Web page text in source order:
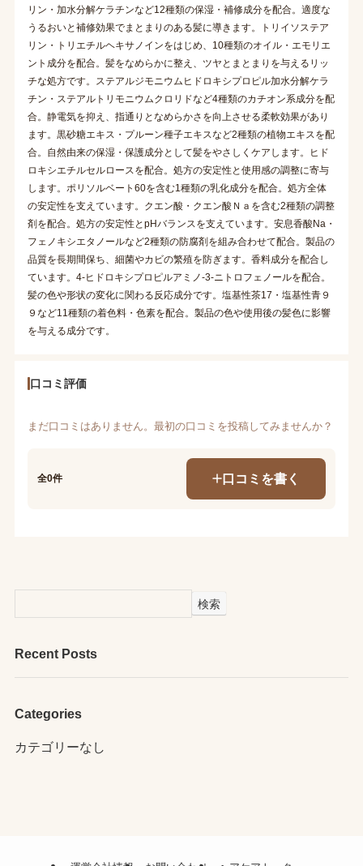
リン・加水分解ケラチンなど12種類の保湿・補修成分を配合。適度な
うるおいと補修効果でまとまりのある髪に導きます。トリイソステア
リン・トリエチルヘキサノインをはじめ、10種類のオイル・エモリエ
ント成分を配合。髪をなめらかに整え、ツヤとまとまりを与えるリッ
チな処方です。ステアルジモニウムヒドロキシプロピル加水分解ケラ
チン・ステアルトリモニウムクロリドなど4種類のカチオン系成分を配
合。静電気を抑え、指通りとなめらかさを向上させる柔軟効果があり
ます。黒砂糖エキス・プルーン種子エキスなど2種類の植物エキスを配
合。自然由来の保湿・保護成分として髪をやさしくケアします。ヒド
ロキシエチルセルロースを配合。処方の安定性と使用感の調整に寄与
します。ポリソルベート60を含む1種類の乳化成分を配合。処方全体
の安定性を支えています。クエン酸・クエン酸Ｎａを含む2種類の調整
剤を配合。処方の安定性とpHバランスを支えています。安息香酸Na・
フェノキシエタノールなど2種類の防腐剤を組み合わせて配合。製品の
品質を長期間保ち、細菌やカビの繁殖を防ぎます。香料成分を配合し
ています。4-ヒドロキシプロピルアミノ-3-ニトロフェノールを配合。
髪の色や形状の変化に関わる反応成分です。塩基性茶17・塩基性青９
９など11種類の着色料・色素を配合。製品の色や使用後の髪色に影響
を与える成分です。
口コミ評価
まだ口コミはありません。最初の口コミを投稿してみませんか？
全0件 口コミを書く
検索
Recent Posts
Categories
カテゴリーなし